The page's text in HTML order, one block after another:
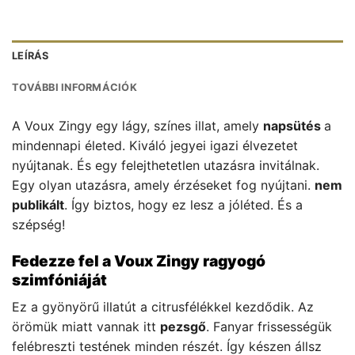
LEÍRÁS
TOVÁBBI INFORMÁCIÓK
A Voux Zingy egy lágy, színes illat, amely napsütés a
mindennapi életed. Kiváló jegyei igazi élvezetet
nyújtanak. És egy felejthetetlen utazásra invitálnak.
Egy olyan utazásra, amely érzéseket fog nyújtani. nem
publikált. Így biztos, hogy ez lesz a jóléted. És a
szépség!
Fedezze fel a Voux Zingy ragyogó
szimfóniáját
Ez a gyönyörű illatút a citrusfélékkel kezdődik. Az
örömük miatt vannak itt pezsgő. Fanyar frissességük
felébreszti testének minden részét. Így készen állsz